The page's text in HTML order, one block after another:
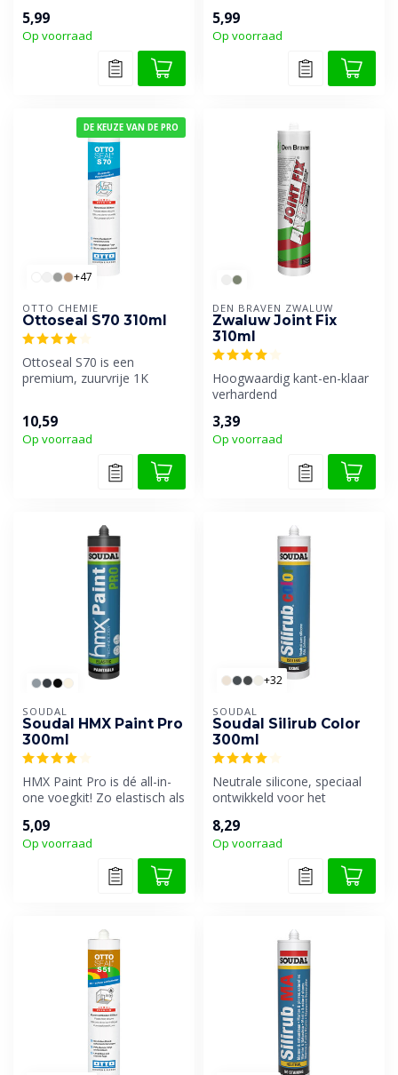
ver...
5,99
Op voorraad
Ook bes...
5,99
Op voorraad
DE KEUZE VAN DE PRO
+47
OTTO CHEMIE
Ottoseal S70 310ml
Ottoseal S70 is een
premium, zuurvrije 1K
10,59
Op voorraad
DEN BRAVEN ZWALUW
Zwaluw Joint Fix
310ml
Hoogwaardig kant-en-klaar
verhardend
3,39
Op voorraad
SOUDAL
Soudal HMX Paint Pro
300ml
HMX Paint Pro is dé all-in-
one voegkit! Zo elastisch als
5,09
Op voorraad
+32
SOUDAL
Soudal Silirub Color
300ml
Neutrale silicone, speciaal
ontwikkeld voor het
onder...
8,29
Op voorraad